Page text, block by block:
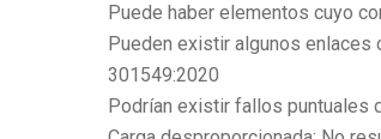
Puede haber elementos cuyo
Pueden existir algunos enlaces
301549:2020
Podrían existir fallos puntuales